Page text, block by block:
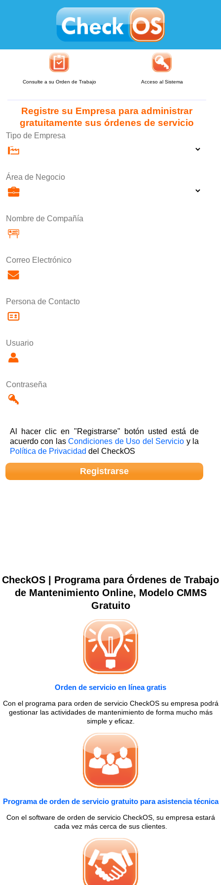
Consulte a su Orden de Trabajo Acceso al Sistema
Registre su Empresa para administrar
gratuitamente sus órdenes de servicio
Tipo de Empresa
Área de Negocio
Nombre de Compañía
Correo Electrónico
Persona de Contacto
Usuario
Contraseña
Al hacer clic en "Registrarse" botón usted está de
acuerdo con lasCondiciones de Uso del Servicio y la
Política de Privacidad del CheckOS
CheckOS | Programa para Órdenes de Trabajo
de Mantenimiento Online, Modelo CMMS
Gratuito
Orden de servicio en línea gratis
Con el programa para orden de servicio CheckOS su empresa podrá
gestionar las actividades de mantenimiento de forma mucho más
simple y eficaz.
Programa de orden de servicio gratuito para asistencia técnica
Con el software de orden de servicio CheckOS, su empresa estará
cada vez más cerca de sus clientes.